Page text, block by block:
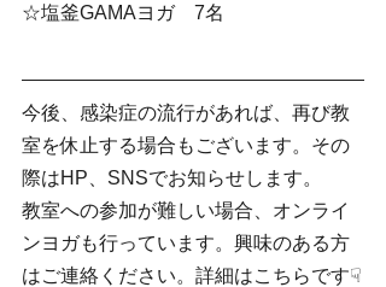
☆塩釜GAMAヨガ　7名
今後、感染症の流行があれば、再び教
室を休止する場合もございます。その
際はHP、SNSでお知らせします。
教室への参加が難しい場合、オンライ
ンヨガも行っています。興味のある方
はご連絡ください。詳細はこちらです☟